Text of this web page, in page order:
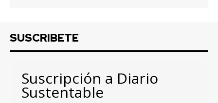
SUSCRIBETE
Suscripción a Diario
Sustentable